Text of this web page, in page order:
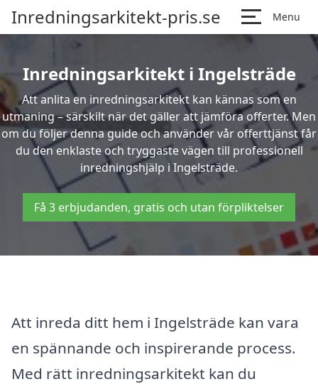
Inredningsarkitekt-pris.se Menu
Inredningsarkitekt i Ingelsträde
Att anlita en inredningsarkitekt kan kännas som en
utmaning – särskilt när det gäller att jämföra offerter. Men
om du följer denna guide och använder vår offerttjänst får
du den enklaste och tryggaste vägen till professionell
inredningshjälp i Ingelsträde.
Få 3 erbjudanden, gratis och utan förpliktelser
Att inreda ditt hem i Ingelsträde kan vara
en spännande och inspirerande process.
Med rätt inredningsarkitekt kan du